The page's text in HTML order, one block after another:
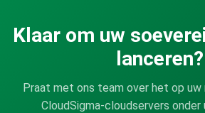
Klaar om uw
lanceren?
Praat met ons team over het op uw
CloudSigma-cloudservers onder